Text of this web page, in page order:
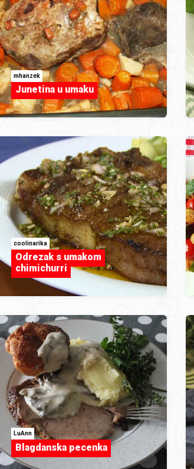
mhanzek
Junetina u umaku
coolinarika
Odrezak s umakom
chimichurri
LuAnn
Blagdanska pecenka